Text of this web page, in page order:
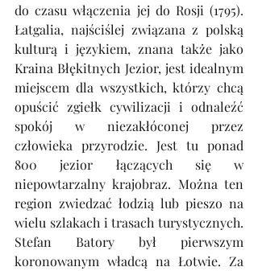
do czasu włączenia jej do Rosji (1795).
Łatgalia, najściślej związana z polską
kulturą i językiem, znana także jako
Kraina Błękitnych Jezior, jest idealnym
miejscem dla wszystkich, którzy chcą
opuścić zgiełk cywilizacji i odnaleźć
spokój w niezakłóconej przez
człowieka przyrodzie. Jest tu ponad
800 jezior łączących się w
niepowtarzalny krajobraz. Można ten
region zwiedzać łodzią lub pieszo na
wielu szlakach i trasach turystycznych.
Stefan Batory był pierwszym
koronowanym władcą na Łotwie. Za